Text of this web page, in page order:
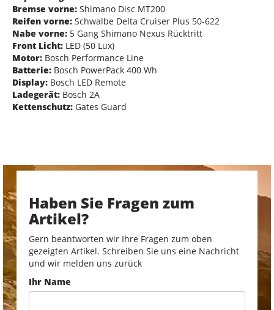
Bremse vorne: Shimano Disc MT200
Reifen vorne: Schwalbe Delta Cruiser Plus 50-622
Nabe vorne: 5 Gang Shimano Nexus Rücktritt
Front Licht: LED (50 Lux)
Motor: Bosch Performance Line
Batterie: Bosch PowerPack 400 Wh
Display: Bosch LED Remote
Ladegerät: Bosch 2A
Kettenschutz: Gates Guard
Haben Sie Fragen zum
Artikel?
Gern beantworten wir Ihre Fragen zum oben
gezeigten Artikel. Schreiben Sie uns eine Nachricht
und wir melden uns zurück
Ihr Name